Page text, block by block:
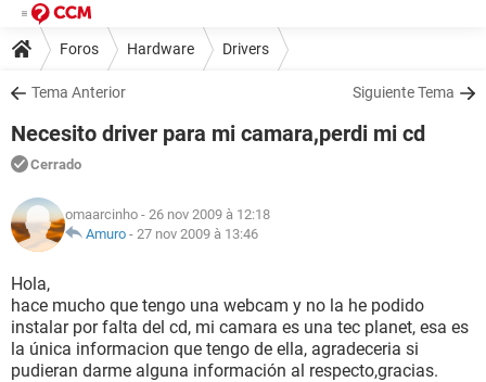
Foros Hardware Drivers
Tema Anterior Siguiente Tema
Necesito driver para mi camara,perdi mi cd
Cerrado
omaarcinho - 26 nov 2009 à 12:18
Amuro - 27 nov 2009 à 13:46
Hola,
hace mucho que tengo una webcam y no la he podido
instalar por falta del cd, mi camara es una tec planet, esa es
la única informacion que tengo de ella, agradeceria si
pudieran darme alguna información al respecto,gracias.